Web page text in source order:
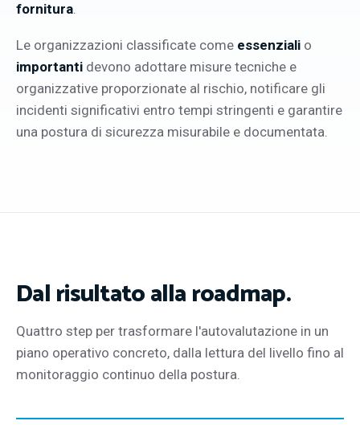
fornitura.
Le organizzazioni classificate come essenziali o
importanti devono adottare misure tecniche e
organizzative proporzionate al rischio, notificare gli
incidenti significativi entro tempi stringenti e garantire
una postura di sicurezza misurabile e documentata.
Dal risultato alla roadmap.
Quattro step per trasformare l'autovalutazione in un
piano operativo concreto, dalla lettura del livello fino al
monitoraggio continuo della postura.